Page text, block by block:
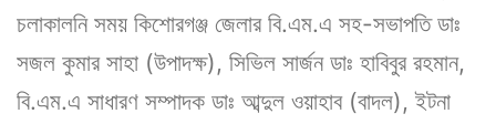
চলাকালনি সময় কিশোরগঞ্জ জেলার বি.এম.এ সহ-সভাপতি ডাঃ
সজল কুমার সাহা (উপাদক্ষ), সিভিল সার্জন ডাঃ হাবিবুর রহমান,
বি.এম.এ সাধারণ সম্পাদক ডাঃ আব্দুল ওয়াহাব (বাদল), ইটনা